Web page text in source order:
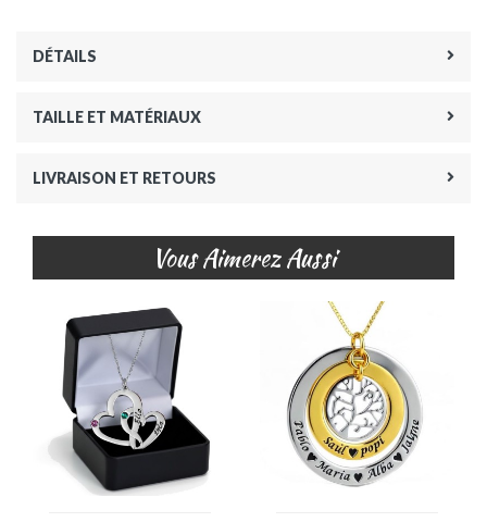
DÉTAILS
TAILLE ET MATÉRIAUX
LIVRAISON ET RETOURS
Vous Aimerez Aussi